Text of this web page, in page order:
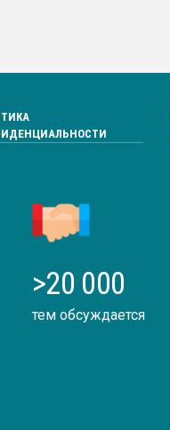
>20 000
тем обсуждается